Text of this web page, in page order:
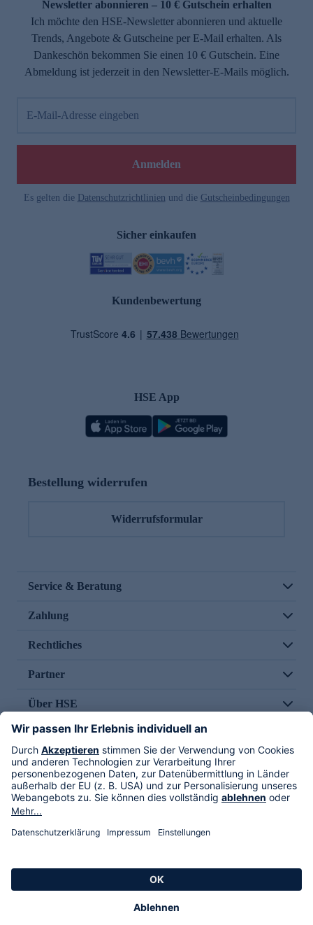
Newsletter abonnieren – 10 € Gutschein erhalten
Ich möchte den HSE-Newsletter abonnieren und aktuelle
Trends, Angebote & Gutscheine per E-Mail erhalten. Als
Dankeschön bekommen Sie einen 10 € Gutschein. Eine
Abmeldung ist jederzeit in den Newsletter-E-Mails möglich.
E-Mail-Adresse eingeben
Anmelden
Es gelten die Datenschutzrichtlinien und die Gutscheinbedingungen
Sicher einkaufen
Kundenbewertung
HSE App
Bestellung widerrufen
Widerrufsformular
Service & Beratung
Zahlung
Rechtliches
Partner
Über HSE
Im TV
HSE International